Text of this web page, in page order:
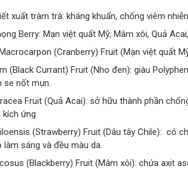
xuất tràm trà: kháng khuẩn, chống viêm
Berry: Mạn việt quất Mỹ, Mâm xôi, Quả
(Cranberry) Fruit (Mạn việt quất
(Black Currant) Fruit (Nho đen): giàu
se nốt mụn.
Fruit (Quả Acai): sở hữu thành phần
ứng.
(Strawberry) Fruit (Dâu tây Chile): có
làm sáng và đều màu da.
(Blackberry) Fruit (Mâm xôi): chứa axit